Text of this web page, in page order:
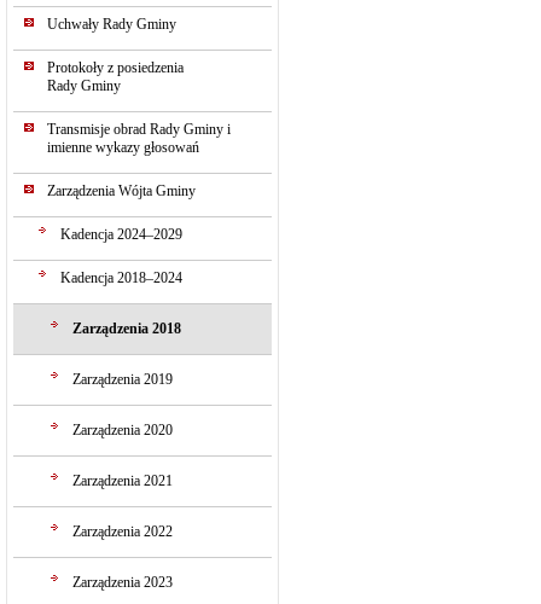
Uchwały Rady Gminy
Protokoły z posiedzenia
Rady Gminy
Transmisje obrad Rady Gminy i
imienne wykazy głosowań
Zarządzenia Wójta Gminy
Kadencja 2024–2029
Kadencja 2018–2024
Zarządzenia 2018
Zarządzenia 2019
Zarządzenia 2020
Zarządzenia 2021
Zarządzenia 2022
Zarządzenia 2023